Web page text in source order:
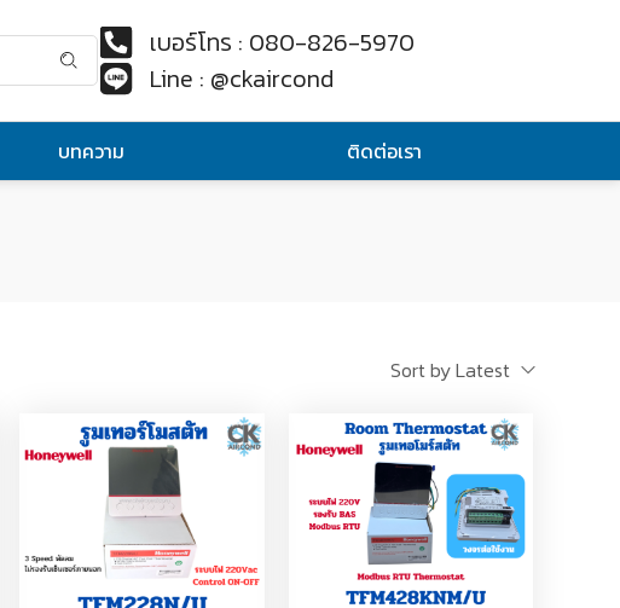
เบอร์โทร : 080-826-5970
Line : @ckaircond
บทความ ติดต่อเรา
Sort by Latest